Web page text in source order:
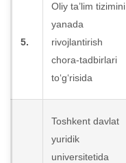
5.
Oliy ta’lim tizimini
yanada
rivojlantirish
chora-tadbirlari
to‘g‘risida
Toshkent davlat
yuridik
universitetida